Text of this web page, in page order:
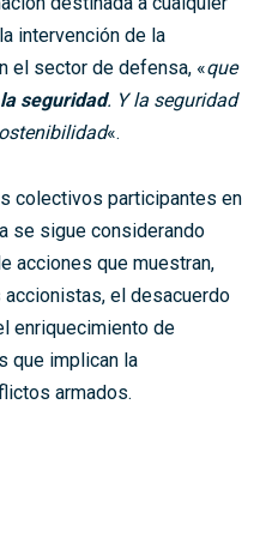
intervención de la
el sector de defensa, «que
seguridad. Y la seguridad
«.
colectivos participantes en
se sigue considerando
acciones que muestran,
el desacuerdo
enriquecimiento de
que implican la
armados.